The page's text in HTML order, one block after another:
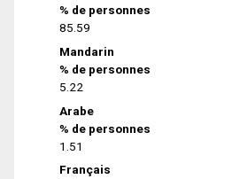
% de personnes
85.59
Mandarin
% de personnes
5.22
Arabe
% de personnes
1.51
Français